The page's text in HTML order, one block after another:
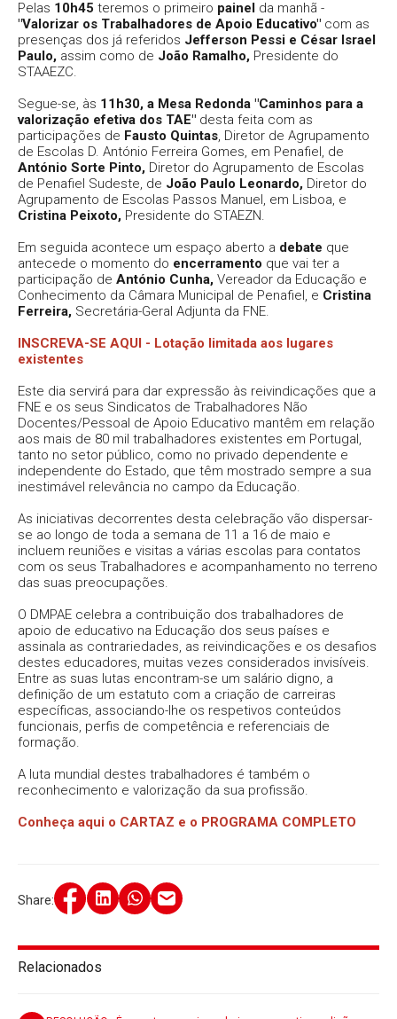
Relacionados
Pelas 10h45 teremos o primeiro painel da manhã -
"Valorizar os Trabalhadores de Apoio Educativo" com as
presenças dos já referidos Jefferson Pessi e César Israel
Paulo, assim como de João Ramalho, Presidente do
STAAEZC.
Segue-se, às 11h30, a Mesa Redonda "Caminhos para a
valorização efetiva dos TAE" desta feita com as
participações de Fausto Quintas, Diretor de Agrupamento
de Escolas D. António Ferreira Gomes, em Penafiel, de
António Sorte Pinto, Diretor do Agrupamento de Escolas
de Penafiel Sudeste, de João Paulo Leonardo, Diretor do
Agrupamento de Escolas Passos Manuel, em Lisboa, e
Cristina Peixoto, Presidente do STAEZN.
Em seguida acontece um espaço aberto a debate que
antecede o momento do encerramento que vai ter a
participação de António Cunha, Vereador da Educação e
Conhecimento da Câmara Municipal de Penafiel, e Cristina
Ferreira, Secretária-Geral Adjunta da FNE.
INSCREVA-SE AQUI - Lotação limitada aos lugares
existentes
Este dia servirá para dar expressão às reivindicações que a
FNE e os seus Sindicatos de Trabalhadores Não
Docentes/Pessoal de Apoio Educativo mantêm em relação
aos mais de 80 mil trabalhadores existentes em Portugal,
tanto no setor público, como no privado dependente e
independente do Estado, que têm mostrado sempre a sua
inestimável relevância no campo da Educação.
As iniciativas decorrentes desta celebração vão dispersar-
se ao longo de toda a semana de 11 a 16 de maio e
incluem reuniões e visitas a várias escolas para contatos
com os seus Trabalhadores e acompanhamento no terreno
das suas preocupações.
O DMPAE celebra a contribuição dos trabalhadores de
apoio de educativo na Educação dos seus países e
assinala as contrariedades, as reivindicações e os desafios
destes educadores, muitas vezes considerados invisíveis.
Entre as suas lutas encontram-se um salário digno, a
definição de um estatuto com a criação de carreiras
específicas, associando-lhe os respetivos conteúdos
funcionais, perfis de competência e referenciais de
formação.
A luta mundial destes trabalhadores é também o
reconhecimento e valorização da sua profissão.
Conheça aqui o CARTAZ e o PROGRAMA COMPLETO
Share: